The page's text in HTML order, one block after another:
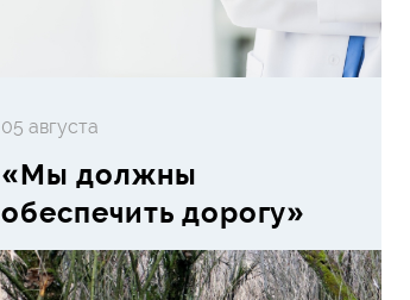
05 августа
«Мы должны
обеспечить дорогу»